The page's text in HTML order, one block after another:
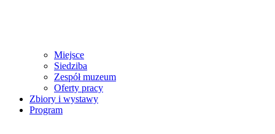
Miejsce
Siedziba
Zespół muzeum
Oferty pracy
Zbiory i wystawy
Program